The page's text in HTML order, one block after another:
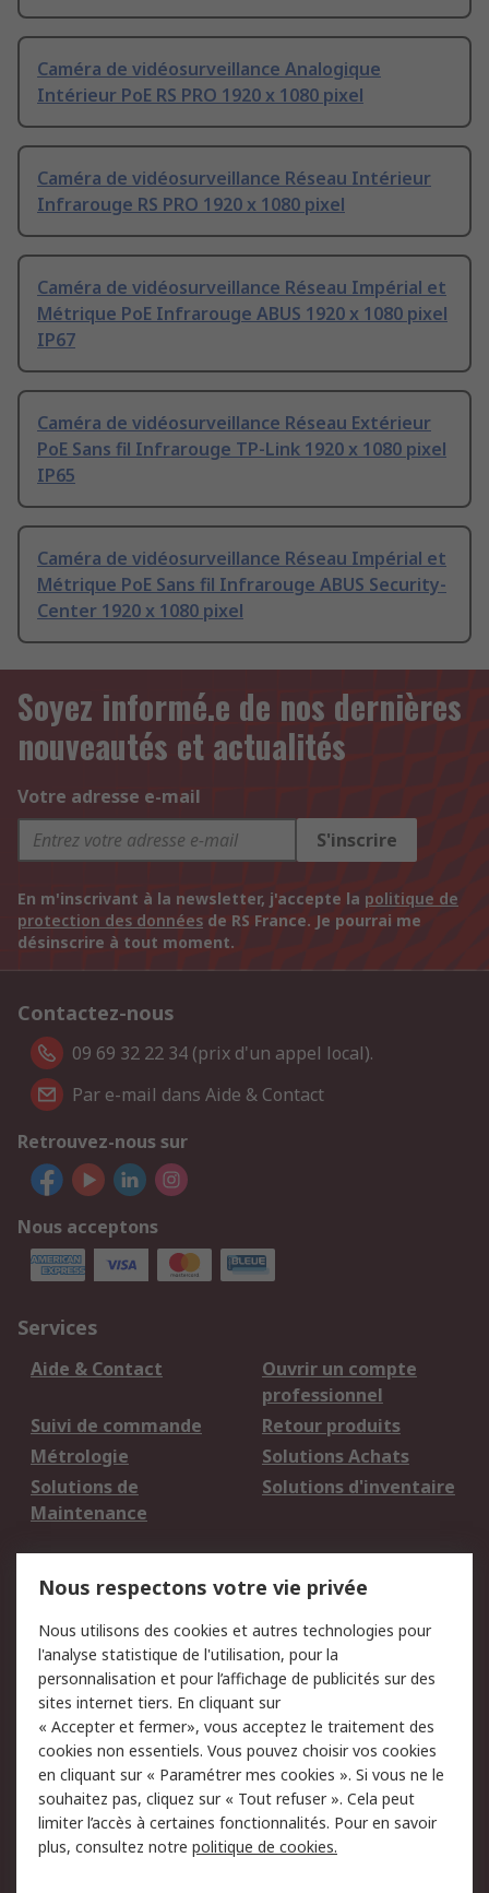
Caméra de vidéosurveillance Analogique
Intérieur PoE RS PRO 1920 x 1080 pixel
Caméra de vidéosurveillance Réseau Intérieur
Infrarouge RS PRO 1920 x 1080 pixel
Caméra de vidéosurveillance Réseau Impérial et
Métrique PoE Infrarouge ABUS 1920 x 1080 pixel
IP67
Caméra de vidéosurveillance Réseau Extérieur
PoE Sans fil Infrarouge TP-Link 1920 x 1080 pixel
IP65
Caméra de vidéosurveillance Réseau Impérial et
Métrique PoE Sans fil Infrarouge ABUS Security-
Center 1920 x 1080 pixel
Soyez informé.e de nos dernières
nouveautés et actualités
Votre adresse e-mail
S'inscrire
En m'inscrivant à la newsletter, j'accepte la politique de
protection des données de RS France. Je pourrai me
désinscrire à tout moment.
Contactez-nous
09 69 32 22 34 (prix d'un appel local).
Par e-mail dans Aide & Contact
Retrouvez-nous sur
Nous acceptons
Services
Aide & Contact
Ouvrir un compte
professionnel
Suivi de commande
Retour produits
Métrologie
Solutions Achats
Solutions de
Maintenance
Solutions d'inventaire
du site
Politique de protection
des données - Mise à
jour
Sécurité des E-mails
Conditions générales
de vente
Politique anti-
corruption
Campagnes marketing
A propos de RS
Nous respectons votre vie privée
Nous utilisons des cookies et autres technologies pour
l'analyse statistique de l'utilisation, pour la
personnalisation et pour l’affichage de publicités sur des
sites internet tiers. En cliquant sur
« Accepter et fermer», vous acceptez le traitement des
cookies non essentiels. Vous pouvez choisir vos cookies
en cliquant sur « Paramétrer mes cookies ». Si vous ne le
souhaitez pas, cliquez sur « Tout refuser ». Cela peut
limiter l’accès à certaines fonctionnalités. Pour en savoir
plus, consultez notre politique de cookies.